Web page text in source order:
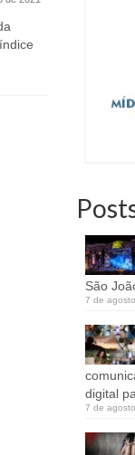
seleção
Cultura
São
7 de
digital
7 de